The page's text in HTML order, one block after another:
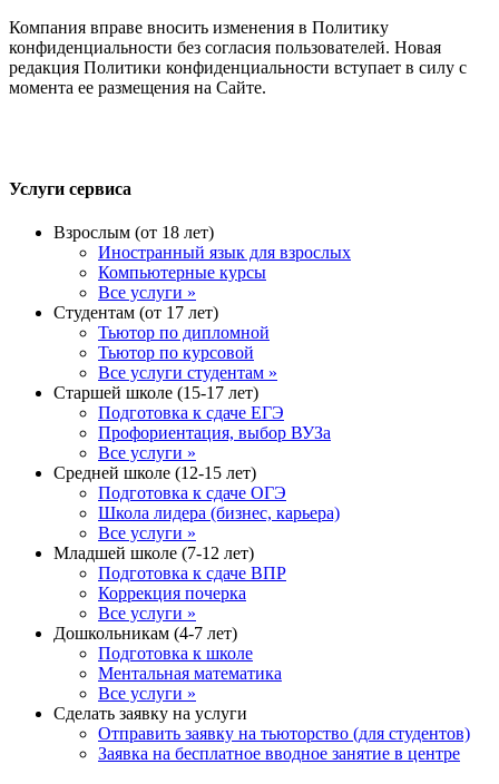
Компания вправе вносить изменения в Политику
конфиденциальности без согласия пользователей. Новая
редакция Политики конфиденциальности вступает в силу с
момента ее размещения на Сайте.
Услуги сервиса
Взрослым (от 18 лет)
Иностранный язык для взрослых
Компьютерные курсы
Все услуги »
Студентам (от 17 лет)
Тьютор по дипломной
Тьютор по курсовой
Все услуги студентам »
Старшей школе (15-17 лет)
Подготовка к сдаче ЕГЭ
Профориентация, выбор ВУЗа
Все услуги »
Средней школе (12-15 лет)
Подготовка к сдаче ОГЭ
Школа лидера (бизнес, карьера)
Все услуги »
Младшей школе (7-12 лет)
Подготовка к сдаче ВПР
Коррекция почерка
Все услуги »
Дошкольникам (4-7 лет)
Подготовка к школе
Ментальная математика
Все услуги »
Сделать заявку на услуги
Отправить заявку на тьюторство (для студентов)
Заявка на бесплатное вводное занятие в центре